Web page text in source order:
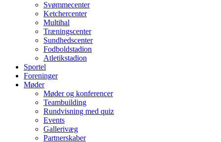
Svømmecenter
Ketchercenter
Multihal
Træningscenter
Sundhedscenter
Fodboldstadion
Atletikstadion
Sportel
Foreninger
Møder
Møder og konferencer
Teambuilding
Rundvisning med quiz
Events
Gallerivæg
Partnerskaber